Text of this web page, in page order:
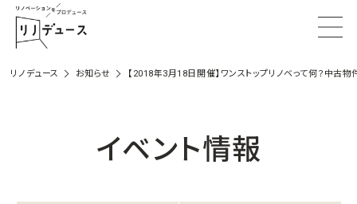
リノデュース お知らせ 【2018年3月18日開催】ワンストップリノベって何？中古
イベント情報